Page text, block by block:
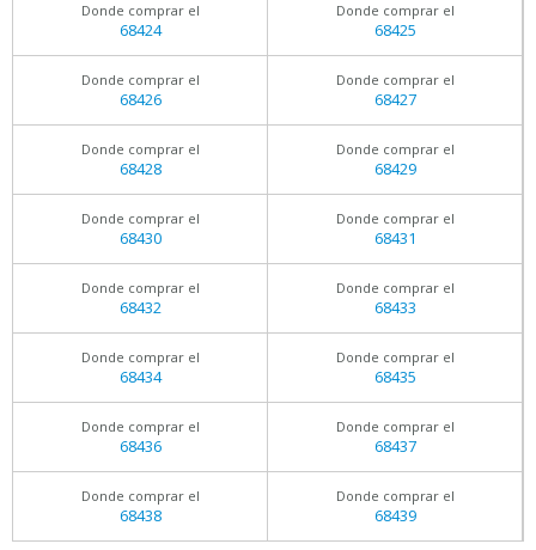
Donde comprar el
68424
Donde comprar el
68425
Donde comprar el
68426
Donde comprar el
68427
Donde comprar el
68428
Donde comprar el
68429
Donde comprar el
68430
Donde comprar el
68431
Donde comprar el
68432
Donde comprar el
68433
Donde comprar el
68434
Donde comprar el
68435
Donde comprar el
68436
Donde comprar el
68437
Donde comprar el
68438
Donde comprar el
68439